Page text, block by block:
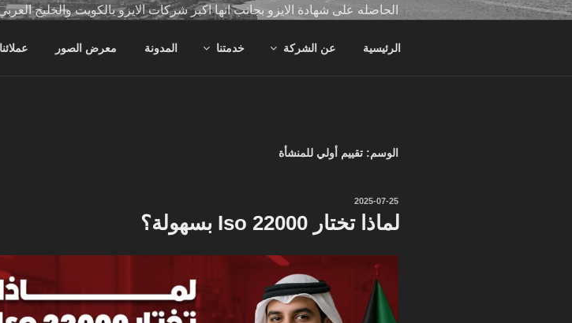
الحاصله على شهادة الايزو بجانب انها اكبر شركات الايزو بالكويت والخليج
الرئيسية عن الشركة خدمتنا المدونة معرض الصور عملائنا
الوسم: تقييم أولي للمنشأة
نُشر
في
2025-07-25
لماذا تختار Iso 22000 بسهولة؟